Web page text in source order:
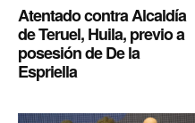
Atentado contra Alcaldía
de Teruel, Huila, previo a
posesión de De la
Espriella